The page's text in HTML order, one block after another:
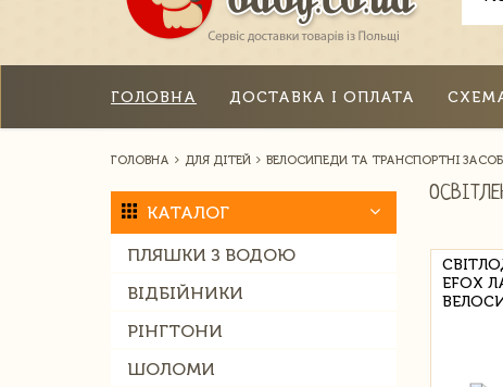
ГОЛОВНА ДОСТАВКА І ОПЛАТА
ГОЛОВНА ДЛЯ ДІТЕЙ ВЕЛОСИПЕДИ ТА ТРАНСПОРТНІ
КАТАЛОГ
ПЛЯШКИ З ВОДОЮ
ВІДБІЙНИКИ
РІНГТОНИ
ШОЛОМИ
EFOX